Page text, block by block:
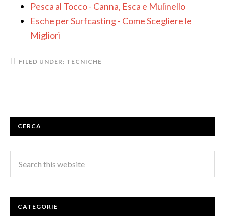
Pesca al Tocco - Canna, Esca e Mulinello
Esche per Surfcasting - Come Scegliere le
Migliori
FILED UNDER: TECNICHE
CERCA
CATEGORIE